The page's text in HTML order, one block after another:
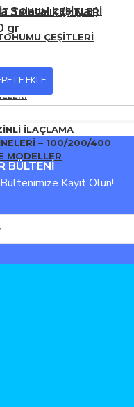
TOHUM ÇEŞITLERI
ÇEŞITLERI
İLAÇLAMA
– 100/200/400
MODELLER
Salatalık (Hıyar)
gr
EKLE
BÜLTENİ
Kayıt Olun!